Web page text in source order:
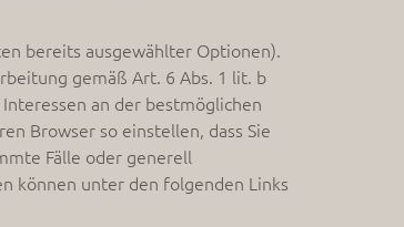
bereits ausgewählter Optionen).
gemäß Art. 6 Abs. 1 lit. b
an der bestmöglichen
Browser so einstellen, dass Sie
Fälle oder generell
können unter den folgenden Links